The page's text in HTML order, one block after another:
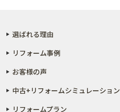
選ばれる理由
リフォーム事例
お客様の声
中古+リフォームシミュレーション
リフォームプラン